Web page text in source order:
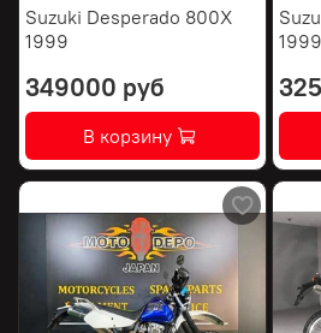
Suzuki Desperado 800X
1999
349000 руб
В корзину
1999